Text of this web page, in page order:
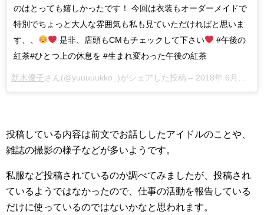
のはとっても嬉しかったです！ 今回は衣装もオーダーメイドで
特別でちょっと大人な雰囲気も私も見ていただければと思いま
す、、
是非、店頭もCMもチェックして下さい
#午後の
紅茶#ひとつ上の休息を #生まれ変わった午後の紅茶
新木優子さん(@yuuuuukko_)がシェアした投稿 – 2018年 6月月11日午前8時19分PDT
投稿している内容は前文でお話ししたアイドルのことや、
雑誌の撮影の様子などが多いようです。
私服など投稿されているのか調べてみましたが、投稿され
ているようではなかったので、仕事の活動を報告している
だけに使っているのではないかなと思われます。